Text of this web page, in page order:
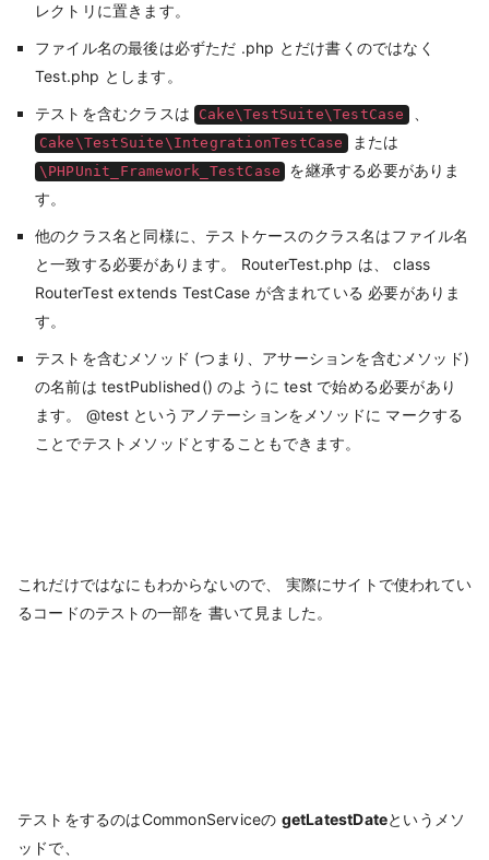
レクトリに置きます。
ファイル名の最後は必ずただ .php とだけ書くのではなく
Test.php とします。
テストを含むクラスは Cake\TestSuite\TestCase 、
Cake\TestSuite\IntegrationTestCase または
\PHPUnit_Framework_TestCase
を継承する必要がありま
す。
他のクラス名と同様に、テストケースのクラス名はファイル名
と一致する必要があります。 RouterTest.php は、 class
RouterTest extends TestCase が含まれている 必要がありま
す。
テストを含むメソッド (つまり、アサーションを含むメソッド)
の名前は testPublished() のように test で始める必要があり
ます。 @test というアノテーションをメソッドに マークする
ことでテストメソッドとすることもできます。
これだけではなにもわからないので、 実際にサイトで使われてい
るコードのテストの一部を 書いて見ました。
テストをするのはCommonServiceの getLatestDateというメソ
ッドで、